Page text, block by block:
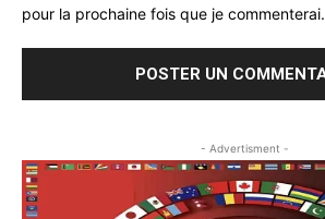
pour la prochaine fois que je commenterai.
- Advertisment -